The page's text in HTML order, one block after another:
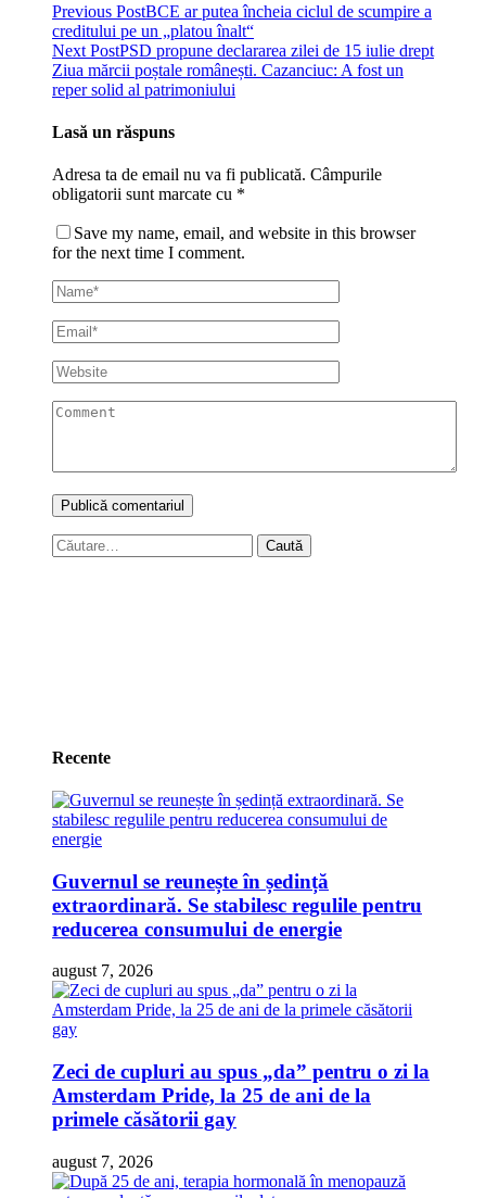
Previous PostBCE ar putea încheia ciclul de scumpire a
creditului pe un „platou înalt“
Next PostPSD propune declararea zilei de 15 iulie drept
Ziua mărcii poștale românești. Cazanciuc: A fost un
reper solid al patrimoniului
Lasă un răspuns
Adresa ta de email nu va fi publicată. Câmpurile
obligatorii sunt marcate cu *
Save my name, email, and website in this browser
for the next time I comment.
Caută
după:
Recente
Guvernul se reunește în ședință
extraordinară. Se stabilesc regulile pentru
reducerea consumului de energie
august 7, 2026
Zeci de cupluri au spus „da” pentru o zi la
Amsterdam Pride, la 25 de ani de la
primele căsătorii gay
august 7, 2026